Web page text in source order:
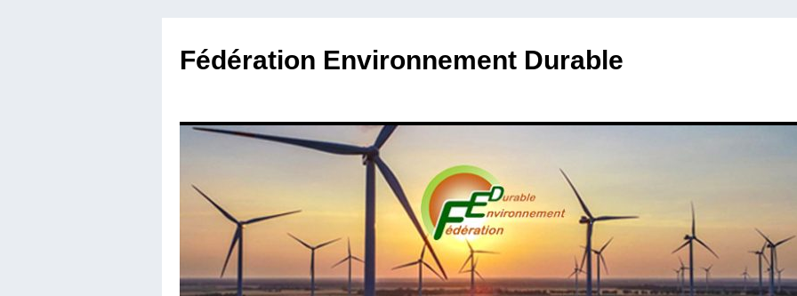
Fédération Environnement Durable